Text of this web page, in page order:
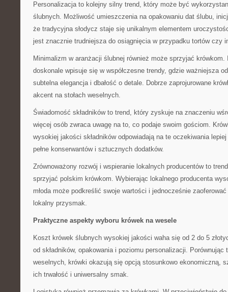
Personalizacja to kolejny silny trend, który może być
ślubnych. Możliwość umieszczenia na opakowaniu dat ślubu,
że tradycyjna słodycz staje się unikalnym elementem
jest znacznie trudniejsza do osiągnięcia w przypadku tortów czy
Minimalizm w aranżacji ślubnej również może sprzyjać
doskonale wpisuje się w współczesne trendy, gdzie ważniejsza
subtelna elegancja i dbałość o detale. Dobrze zaprojurowane
akcent na stołach weselnych.
Świadomość składników to trend, który zyskuje na znaczeniu
więcej osób zwraca uwagę na to, co podaje swoim gościom.
wysokiej jakości składników odpowiadają na te oczekiwania lepiej
pełne konserwantów i sztucznych dodatków.
Zrównoważony rozwój i wspieranie lokalnych producentów to
sprzyjać polskim krówkom. Wybierając lokalnego producenta
młoda może podkreślić swoje wartości i jednocześnie
lokalny przysmak.
Praktyczne aspekty wyboru krówek na wesele
Koszt krówek ślubnych wysokiej jakości waha się od 2 do 5
od składników, opakowania i poziomu personalizacji.
weselnych, krówki okazują się opcją stosunkowo ekonomiczną,
ich trwałość i uniwersalny smak.